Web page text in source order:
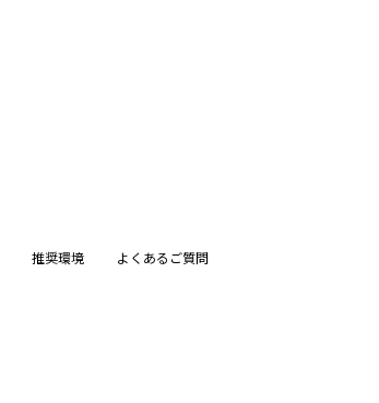
推奨環境 よくあるご質問